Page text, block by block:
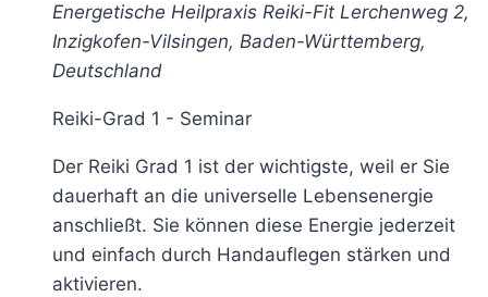
Energetische Heilpraxis Reiki-Fit Lerchenweg 2,
Inzigkofen-Vilsingen, Baden-Württemberg,
Deutschland
Reiki-Grad 1 - Seminar
Der Reiki Grad 1 ist der wichtigste, weil er Sie
dauerhaft an die universelle Lebensenergie
anschließt. Sie können diese Energie jederzeit
und einfach durch Handauflegen stärken und
aktivieren.